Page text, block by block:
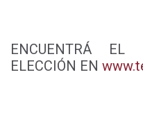
ENCUENTRÁ
ELECCIÓN EN